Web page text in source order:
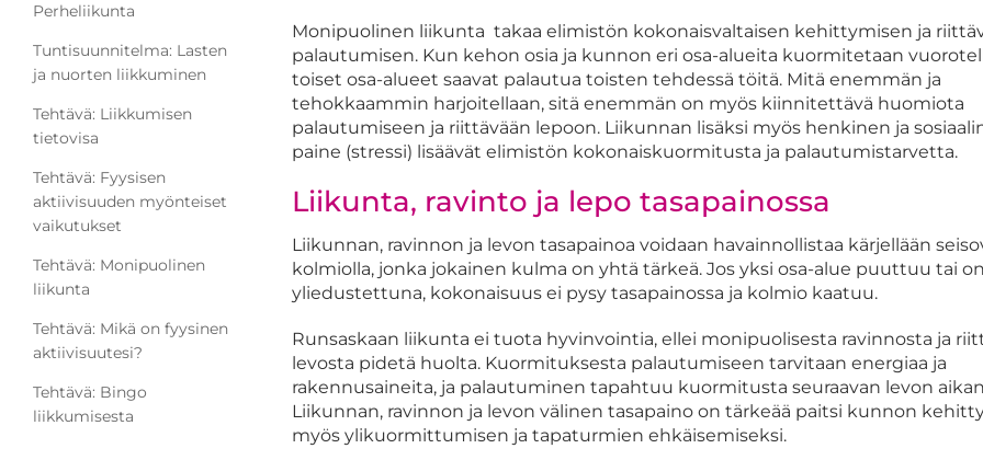
Monipuolinen liikunta takaa elimistön kokonaisvaltaisen kehittymisen ja
palautumisen. Kun kehon osia ja kunnon eri osa-alueita kuormitetaan
toiset osa-alueet saavat palautua toisten tehdessä töitä. Mitä enemmän ja
tehokkaammin harjoitellaan, sitä enemmän on myös kiinnitettävä huomiota
palautumiseen ja riittävään lepoon. Liikunnan lisäksi myös henkinen ja
paine (stressi) lisäävät elimistön kokonaiskuormitusta ja palautumistarvetta.
Liikunta, ravinto ja lepo tasapainossa
Liikunnan, ravinnon ja levon tasapainoa voidaan havainnollistaa kärjellään
kolmiolla, jonka jokainen kulma on yhtä tärkeä. Jos yksi osa-alue puuttuu tai on
yliedustettuna, kokonaisuus ei pysy tasapainossa ja kolmio kaatuu.
Runsaskaan liikunta ei tuota hyvinvointia, ellei monipuolisesta ravinnosta ja
levosta pidetä huolta. Kuormituksesta palautumiseen tarvitaan energiaa ja
rakennusaineita, ja palautuminen tapahtuu kuormitusta seuraavan levon
Liikunnan, ravinnon ja levon välinen tasapaino on tärkeää paitsi kunnon
myös ylikuormittumisen ja tapaturmien ehkäisemiseksi.
Perheliikunta
Tuntisuunnitelma: Lasten
ja nuorten liikkuminen
Tehtävä: Liikkumisen
tietovisa
Tehtävä: Fyysisen
aktiivisuuden myönteiset
vaikutukset
Tehtävä: Monipuolinen
liikunta
Tehtävä: Mikä on fyysinen
aktiivisuutesi?
Tehtävä: Bingo
liikkumisesta